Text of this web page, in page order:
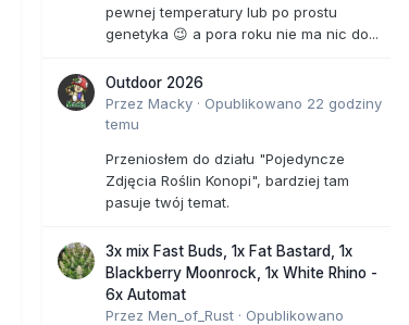
pewnej temperatury lub po prostu
genetyka 😉 a pora roku nie ma nic do...
Outdoor 2026
Przez Macky · Opublikowano 22 godziny
temu
Przeniosłem do działu "Pojedyncze
Zdjęcia Roślin Konopi", bardziej tam
pasuje twój temat.
3x mix Fast Buds, 1x Fat Bastard, 1x
Blackberry Moonrock, 1x White Rhino -
6x Automat
Przez Men_of_Rust · Opublikowano